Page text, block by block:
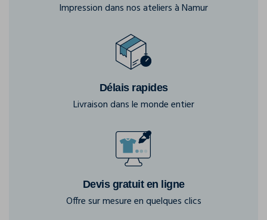
Impression dans nos ateliers à Namur
Délais rapides
Livraison dans le monde entier
Devis gratuit en ligne
Offre sur mesure en quelques clics